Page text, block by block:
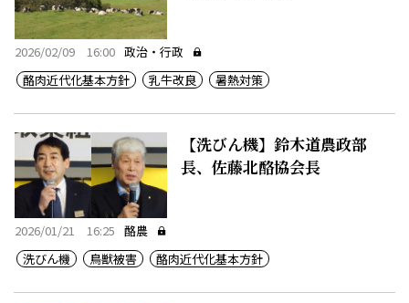
2026/02/09 16:00 政治・行政
酪肉近代化基本方針
乳牛改良 暑熱対策
【洗びん機】鈴木道農政部
長、佐藤北酪協会長
2026/01/21 16:25 酪農
洗びん機
鳥獣被害 酪肉近代化基本方針